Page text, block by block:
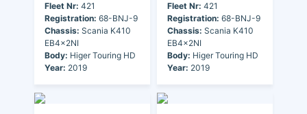
Fleet Nr: 421
Registration: 68-BNJ-9
Chassis: Scania K410
EB4x2NI
Body: Higer Touring HD
Year: 2019
Fleet Nr: 421
Registration: 68-BNJ-9
Chassis: Scania K410
EB4x2NI
Body: Higer Touring HD
Year: 2019